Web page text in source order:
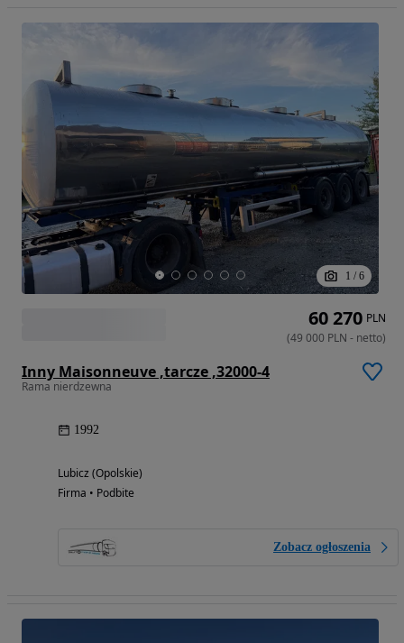
1 / 6
Inny Maisonneuve ,tarcze ,32000-4
Rama nierdzewna
1992
Lubicz (Opolskie)
Firma • Podbite
Zobacz ogłoszenia
60 270 PLN
(49 000 PLN - netto)